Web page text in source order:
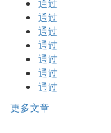
通过
通过
通过
通过
通过
通过
通过
更多文章